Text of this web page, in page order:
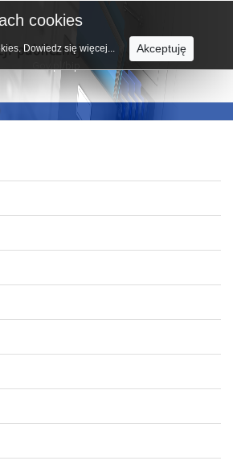
cookies
Dowiedz się więcej... Akceptuję